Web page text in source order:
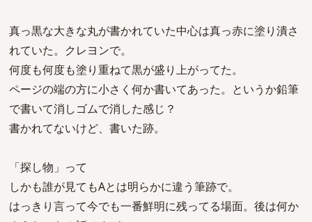
真っ黒な大きな丸が書かれていた中心は真っ赤に塗り潰さ
れていた。クレヨンで。
何度も何度も塗り重ねて黒が盛り上がってた。
ページの端の方に小さく何か書いてあった。というか鉛筆
で書いて消しゴムで消した感じ？
書かれてないけど、書いた跡。
「探し物」って
しかも誰が見てもAとは明らかに違う筆跡で。
はっきり言って今でも一番鮮明に残ってる場面。後は何か